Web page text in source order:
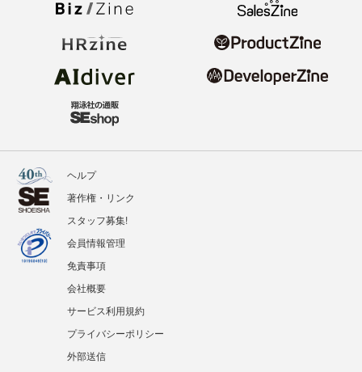
ヘルプ
著作権・リンク
スタッフ募集!
会員情報管理
免責事項
会社概要
サービス利用規約
プライバシーポリシー
外部送信